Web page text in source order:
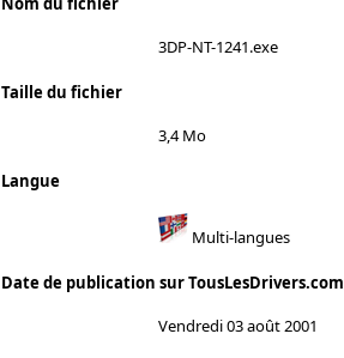
3DP-NT-1241.exe
Taille du fichier
3,4 Mo
Langue
Multi-langues
Date de publication sur TousLesDrivers.com
Vendredi 03 août 2001